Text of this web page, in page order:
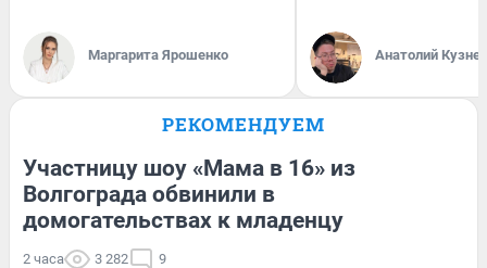
Маргарита Ярошенко Анатолий
РЕКОМЕНДУЕМ
Участницу шоу «Мама в 16» из
Волгограда обвинили в
домогательствах к младенцу
2 часа 3 282 9